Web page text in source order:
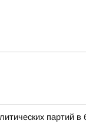
партий